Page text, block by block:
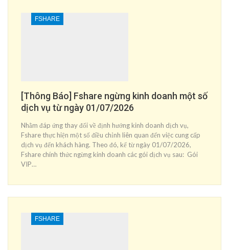
FSHARE
[Thông Báo] Fshare ngừng kinh doanh một số
dịch vụ từ ngày 01/07/2026
Nhằm đáp ứng thay đổi về định hướng kinh doanh dịch vụ,
Fshare thực hiện một số điều chỉnh liên quan đến việc cung cấp
dịch vụ đến khách hàng. Theo đó, kể từ ngày 01/07/2026,
Fshare chính thức ngừng kinh doanh các gói dịch vụ sau: Gói
VIP…
FSHARE